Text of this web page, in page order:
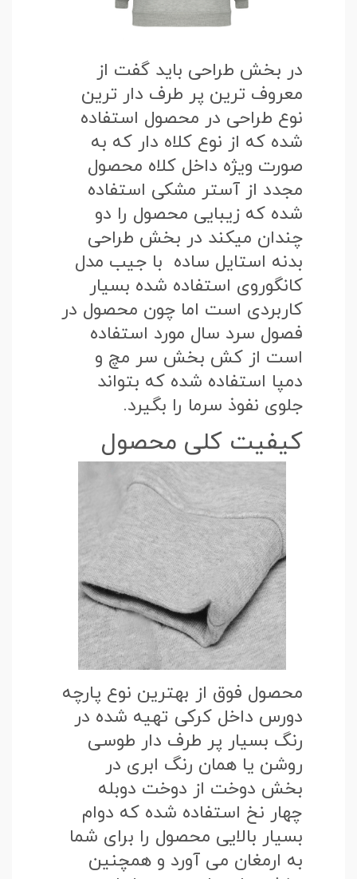
در بخش طراحی باید گفت از
معروف ترین پر طرف دار ترین
نوع طراحی در محصول استفاده
شده که از نوع کلاه دار که به
صورت ویژه داخل کلاه محصول
مجدد از آستر مشکی استفاده
شده که زیبایی محصول را دو
چندان میکند در بخش طراحی
بدنه استایل ساده با جیب مدل
کانگوروی استفاده شده بسیار
کاربردی است اما چون محصول در
فصول سرد سال مورد استفاده
است از کش بخش سر مچ و
دمپا استفاده شده که بتواند
جلوی نفوذ سرما را بگیرد.
کیفیت کلی محصول
محصول فوق از بهترین نوع پارچه
دورس داخل کرکی تهیه شده در
رنگ بسیار پر طرف دار طوسی
روشن یا همان رنگ ابری در
بخش دوخت از دوخت دوبله
چهار نخ استفاده شده که دوام
بسیار بالایی محصول را برای شما
به ارمغان می آورد و همچنین